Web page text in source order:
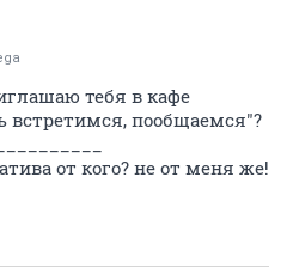
тебя в кафе
встретимся, пообщаемся"?
от кого? не от меня же!